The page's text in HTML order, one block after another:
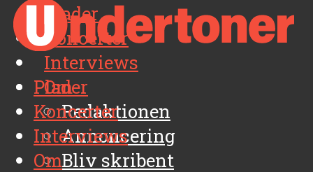
Plader
Koncerter
Interviews
Om
Redaktionen
Annoncering
Bliv skribent
Plader
Koncerter
Interviews
Om